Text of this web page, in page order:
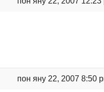
пон яну 22, 2007 8:50